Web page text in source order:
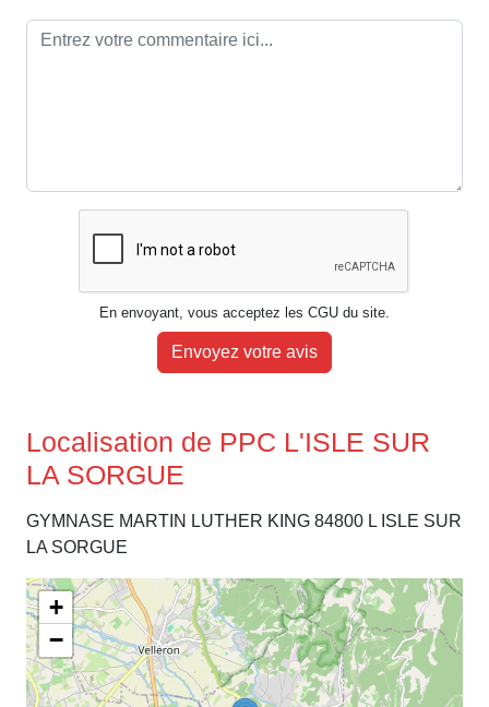
En envoyant, vous acceptez les CGU du site.
Envoyez votre avis
Localisation de PPC L'ISLE SUR
LA SORGUE
GYMNASE MARTIN LUTHER KING 84800 L ISLE SUR
LA SORGUE
+
−